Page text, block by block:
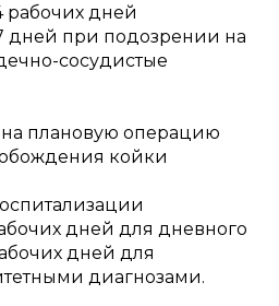
рабочих дней
дней при подозрении на
сосудистые
плановую операцию
койки
дней для дневного
дней для
диагнозами.